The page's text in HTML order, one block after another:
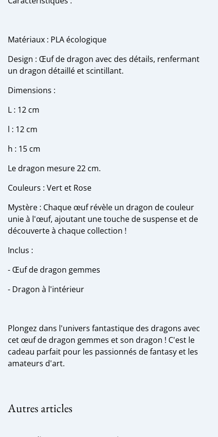
Matériaux : PLA écologique
Design : Œuf de dragon avec des détails, renfermant
un dragon détaillé et scintillant.
Dimensions :
L : 12 cm
l : 12 cm
h : 15 cm
Le dragon mesure 22 cm.
Couleurs : Vert et Rose
Mystère : Chaque œuf révèle un dragon de couleur
unie à l'œuf, ajoutant une touche de suspense et de
découverte à chaque collection !
Inclus :
- Œuf de dragon gemmes
- Dragon à l'intérieur
Plongez dans l'univers fantastique des dragons avec
cet œuf de dragon gemmes et son dragon ! C'est le
cadeau parfait pour les passionnés de fantasy et les
amateurs d'art.
Autres articles